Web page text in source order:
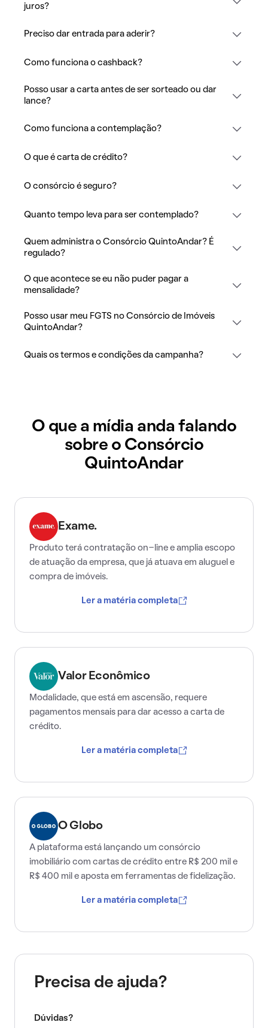
juros?
Preciso dar entrada para aderir?
Como funciona o cashback?
Posso usar a carta antes de ser sorteado ou dar
lance?
Como funciona a contemplação?
O que é carta de crédito?
O consórcio é seguro?
Quanto tempo leva para ser contemplado?
Quem administra o Consórcio QuintoAndar? É
regulado?
O que acontece se eu não puder pagar a
mensalidade?
Posso usar meu FGTS no Consórcio de Imóveis
QuintoAndar?
Quais os termos e condições da campanha?
O que a mídia anda falando
sobre o Consórcio
QuintoAndar
Exame.
Produto terá contratação on-line e amplia escopo
de atuação da empresa, que já atuava em aluguel e
compra de imóveis.
Ler a matéria completa
Valor Econômico
Modalidade, que está em ascensão, requere
pagamentos mensais para dar acesso a carta de
crédito.
Ler a matéria completa
O Globo
A plataforma está lançando um consórcio
imobiliário com cartas de crédito entre R$ 200 mil e
R$ 400 mil e aposta em ferramentas de fidelização.
Ler a matéria completa
Precisa de ajuda?
Dúvidas?